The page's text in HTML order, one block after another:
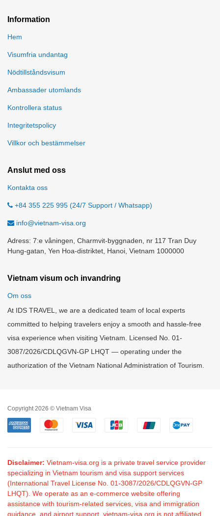
Information
Hem
Visumfria undantag
Nödtillståndsvisum
Ambassader utomlands
Kontrollera status
Integritetspolicy
Villkor och bestämmelser
Anslut med oss
Kontakta oss
+84 355 225 995 (24/7 Support / Whatsapp)
info@vietnam-visa.org
Adress: 7:e våningen, Charmvit-byggnaden, nr 117 Tran Duy
Hung-gatan, Yen Hoa-distriktet, Hanoi, Vietnam 1000000
Vietnam visum och invandring
Om oss
At IDS TRAVEL, we are a dedicated team of local experts
committed to helping travelers enjoy a smooth and hassle-free
visa experience when visiting Vietnam. Licensed No. 01-
3087/2026/CDLQGVN-GP LHQT — operating under the
authorization of the Vietnam National Administration of Tourism.
Copyright 2026 © Vietnam Visa
Disclaimer: Vietnam-visa.org is a private travel service provider
specializing in Vietnam tourism and visa support services
(International Travel License No. 01-3087/2026/CDLQGVN-GP
LHQT). We operate as an e-commerce website offering
assistance with tourism-related services, visa and immigration
guidance, and airport support. vietnam-visa.org is not affiliated